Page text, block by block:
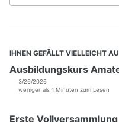
Backup für Router
Hostlisten Köln/Aachen
Relais-Anbindung
IHNEN GEFÄLLT VIELLEICHT
Ausbildungskurs
3/26/2026
weniger als 1 Minuten zum Lesen
Erste Vollversammlung